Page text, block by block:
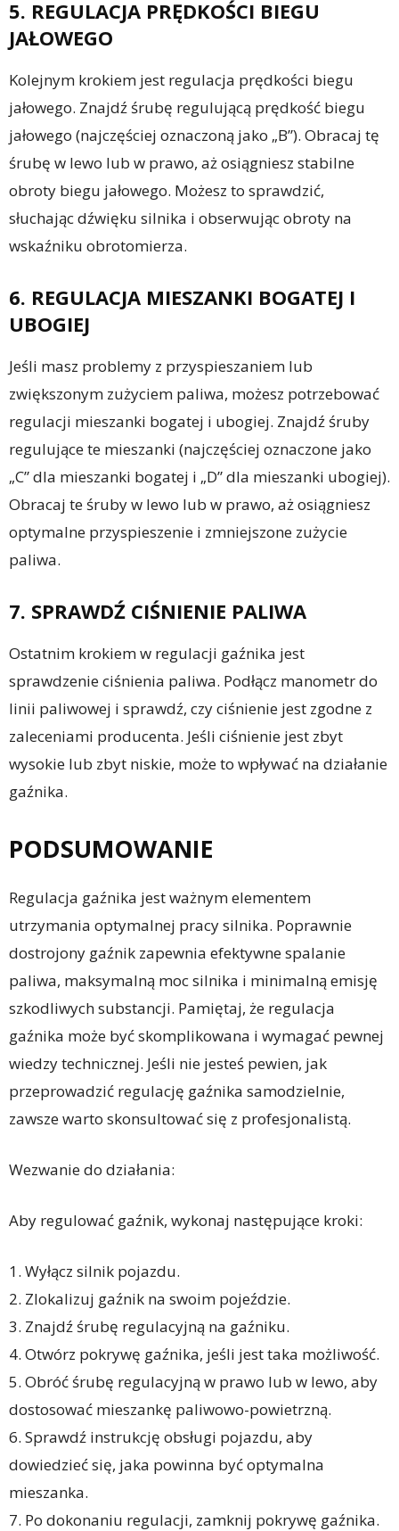
5. REGULACJA PRĘDKOŚCI BIEGU
JAŁOWEGO
Kolejnym krokiem jest regulacja prędkości biegu
jałowego. Znajdź śrubę regulującą prędkość biegu
jałowego (najczęściej oznaczoną jako „B”). Obracaj tę
śrubę w lewo lub w prawo, aż osiągniesz stabilne
obroty biegu jałowego. Możesz to sprawdzić,
słuchając dźwięku silnika i obserwując obroty na
wskaźniku obrotomierza.
6. REGULACJA MIESZANKI BOGATEJ I
UBOGIEJ
Jeśli masz problemy z przyspieszaniem lub
zwiększonym zużyciem paliwa, możesz potrzebować
regulacji mieszanki bogatej i ubogiej. Znajdź śruby
regulujące te mieszanki (najczęściej oznaczone jako
„C” dla mieszanki bogatej i „D” dla mieszanki ubogiej).
Obracaj te śruby w lewo lub w prawo, aż osiągniesz
optymalne przyspieszenie i zmniejszone zużycie
paliwa.
7. SPRAWDŹ CIŚNIENIE PALIWA
Ostatnim krokiem w regulacji gaźnika jest
sprawdzenie ciśnienia paliwa. Podłącz manometr do
linii paliwowej i sprawdź, czy ciśnienie jest zgodne z
zaleceniami producenta. Jeśli ciśnienie jest zbyt
wysokie lub zbyt niskie, może to wpływać na działanie
gaźnika.
PODSUMOWANIE
Regulacja gaźnika jest ważnym elementem
utrzymania optymalnej pracy silnika. Poprawnie
dostrojony gaźnik zapewnia efektywne spalanie
paliwa, maksymalną moc silnika i minimalną emisję
szkodliwych substancji. Pamiętaj, że regulacja
gaźnika może być skomplikowana i wymagać pewnej
wiedzy technicznej. Jeśli nie jesteś pewien, jak
przeprowadzić regulację gaźnika samodzielnie,
zawsze warto skonsultować się z profesjonalistą.
Wezwanie do działania:
Aby regulować gaźnik, wykonaj następujące kroki:
1. Wyłącz silnik pojazdu.
2. Zlokalizuj gaźnik na swoim pojeździe.
3. Znajdź śrubę regulacyjną na gaźniku.
4. Otwórz pokrywę gaźnika, jeśli jest taka możliwość.
5. Obróć śrubę regulacyjną w prawo lub w lewo, aby
dostosować mieszankę paliwowo-powietrzną.
6. Sprawdź instrukcję obsługi pojazdu, aby
dowiedzieć się, jaka powinna być optymalna
mieszanka.
7. Po dokonaniu regulacji, zamknij pokrywę gaźnika.